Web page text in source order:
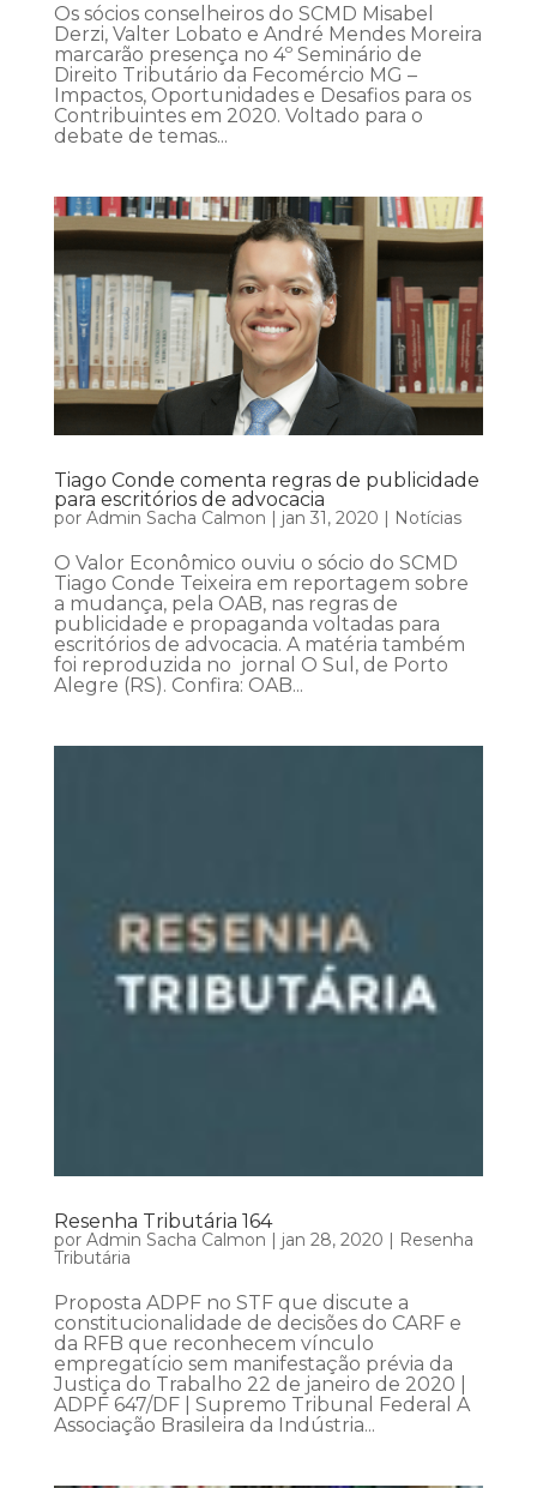
Os sócios conselheiros do SCMD Misabel
Derzi, Valter Lobato e André Mendes Moreira
marcarão presença no 4º Seminário de
Direito Tributário da Fecomércio MG –
Impactos, Oportunidades e Desafios para os
Contribuintes em 2020. Voltado para o
debate de temas...
Tiago Conde comenta regras de publicidade
para escritórios de advocacia
por Admin Sacha Calmon | jan 31, 2020 | Notícias
O Valor Econômico ouviu o sócio do SCMD
Tiago Conde Teixeira em reportagem sobre
a mudança, pela OAB, nas regras de
publicidade e propaganda voltadas para
escritórios de advocacia. A matéria também
foi reproduzida no jornal O Sul, de Porto
Alegre (RS). Confira: OAB...
Resenha Tributária 164
por Admin Sacha Calmon | jan 28, 2020 | Resenha
Tributária
Proposta ADPF no STF que discute a
constitucionalidade de decisões do CARF e
da RFB que reconhecem vínculo
empregatício sem manifestação prévia da
Justiça do Trabalho 22 de janeiro de 2020 |
ADPF 647/DF | Supremo Tribunal Federal A
Associação Brasileira da Indústria...